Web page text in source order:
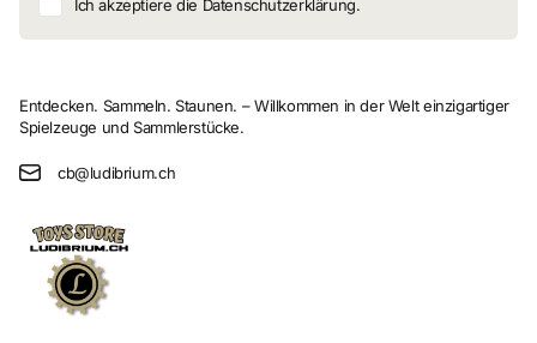
Ich akzeptiere die Datenschutzerklärung.
Entdecken. Sammeln. Staunen. – Willkommen in der Welt einzigartiger
Spielzeuge und Sammlerstücke.
cb@ludibrium.ch